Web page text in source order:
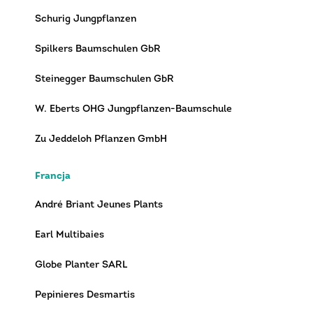
Schurig Jungpflanzen
Spilkers Baumschulen GbR
Steinegger Baumschulen GbR
W. Eberts OHG Jungpflanzen-Baumschule
Zu Jeddeloh Pflanzen GmbH
Francja
André Briant Jeunes Plants
Earl Multibaies
Globe Planter SARL
Pepinieres Desmartis